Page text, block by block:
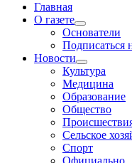
Главная
О газете
Основатели
Подписаться
Новости
Культура
Медицина
Образование
Общество
Сельское
Спорт
Официально